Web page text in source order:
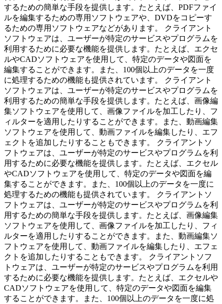
するための簡単な手段を提供します。たとえば、PDFファイ
ルを編集するための専用ソフトウェアや、DVDをコピーす
るための専用ソフトウェアなどがあります。 クライアント
ソフトウェアは、ユーザーが特定のサービスやプログラムを
利用するために必要な機能を提供します。たとえば、エクセ
ルやCADソフトウェアを使用して、特定のデータや図面を
編集することができます。また、100個以上のデータを一度
に処理するための機能も提供されています。 クライアント
ソフトウェアは、ユーザーが特定のサービスやプログラムを
利用するための簡単な手段を提供します。たとえば、画像編
集ソフトウェアを使用して、画像ファイルを加工したり、フ
ィルターを適用したりすることができます。また、動画編集
ソフトウェアを使用して、動画ファイルを編集したり、エフ
ェクトを追加したりすることもできます。 クライアントソ
フトウェアは、ユーザーが特定のサービスやプログラムを利
用するために必要な機能を提供します。たとえば、エクセル
やCADソフトウェアを使用して、特定のデータや図面を編
集することができます。また、100個以上のデータを一度に
処理するための機能も提供されています。 クライアントソ
フトウェアは、ユーザーが特定のサービスやプログラムを利
用するための簡単な手段を提供します。たとえば、画像編集
ソフトウェアを使用して、画像ファイルを加工したり、フィ
ルターを適用したりすることができます。また、動画編集ソ
フトウェアを使用して、動画ファイルを編集したり、エフェ
クトを追加したりすることもできます。 クライアントソフ
トウェアは、ユーザーが特定のサービスやプログラムを利用
するために必要な機能を提供します。たとえば、エクセルや
CADソフトウェアを使用して、特定のデータや図面を編集
することができます。また、100個以上のデータを一度に処